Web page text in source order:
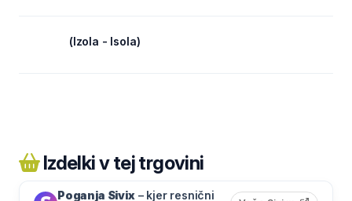
(Izola - Isola)
Izdelki v tej trgovini
Poganja Sivix – kjer resnični